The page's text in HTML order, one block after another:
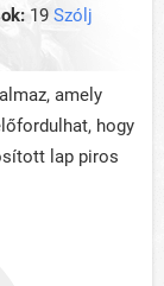
19 Szólj
amely
hogy
lap piros